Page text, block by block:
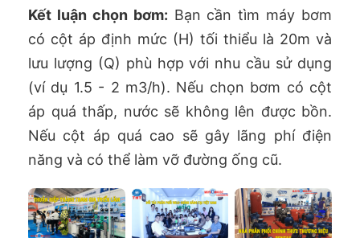
Kết luận chọn bơm: Bạn cần tìm máy bơm
có cột áp định mức (H) tối thiểu là 20m và
lưu lượng (Q) phù hợp với nhu cầu sử dụng
(ví dụ 1.5 - 2 m3/h). Nếu chọn bơm có cột
áp quá thấp, nước sẽ không lên được bồn.
Nếu cột áp quá cao sẽ gây lãng phí điện
năng và có thể làm vỡ đường ống cũ.